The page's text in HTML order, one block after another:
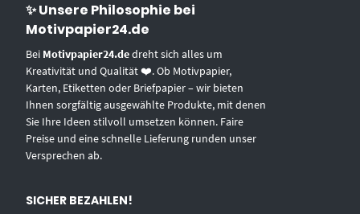
✨ Unsere Philosophie bei
Motivpapier24.de
Bei Motivpapier24.dedreht sich alles um
Kreativität und Qualität ❤️. Ob Motivpapier,
Karten, Etiketten oder Briefpapier – wir bieten
Ihnen sorgfältig ausgewählte Produkte, mit denen
Sie Ihre Ideen stilvoll umsetzen können. Faire
Preise und eine schnelle Lieferung runden unser
Versprechen ab.
SICHER BEZAHLEN!